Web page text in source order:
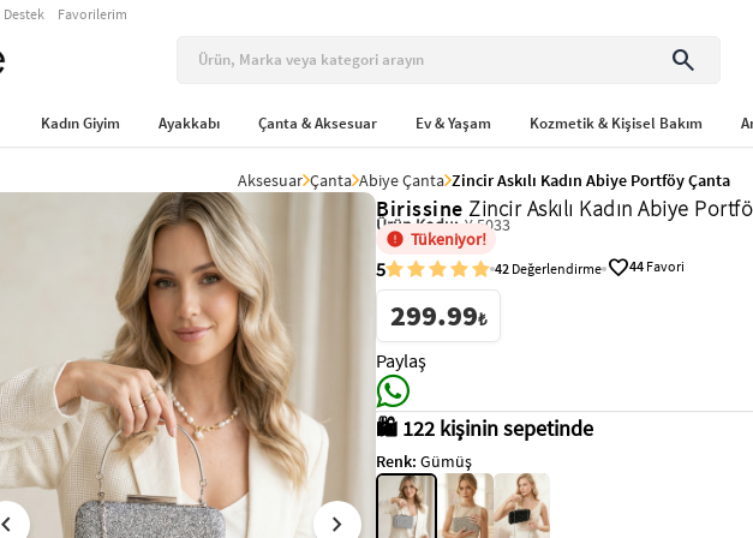
Destek Favorilerim
search
Kadın Giyim Ayakkabı Çanta & Aksesuar Ev & Yaşam Kozmetik & Kişisel Bakım
Aksesuar Çanta Abiye Çanta Zincir Askılı Kadın Abiye Portföy Çanta
chevron_left chevron_right
Birissine Zincir Askılı Kadın Abiye
Ürün Kodu: Y-5033
Tükeniyor!
5 42 Değerlendirme favorite44 Favori
299.99₺
Paylaş
🛒 3 günde 89 kişi ekledi
Renk: Gümüş